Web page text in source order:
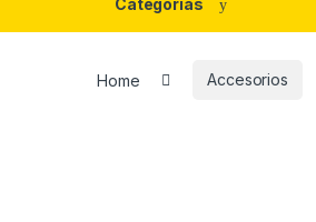
Categorías
Home Accesorios